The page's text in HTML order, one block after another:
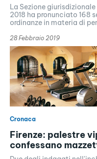
La Sezione
2018 ha pronunciato 168
ordinanze in materia di
28 Febbraio 2019
Cronaca
Firenze: palestre
confessano